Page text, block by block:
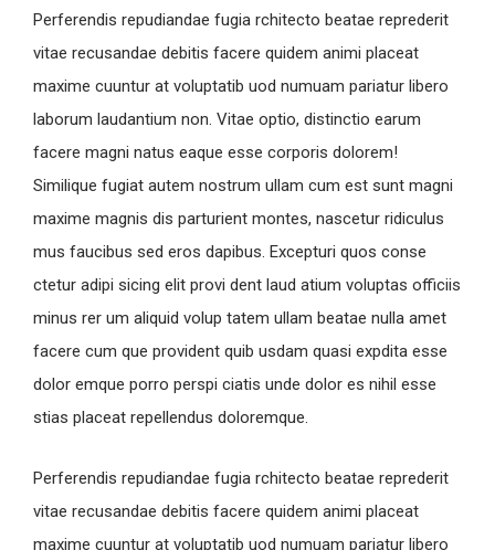
Perferendis repudiandae fugia rchitecto beatae reprederit
vitae recusandae debitis facere quidem animi placeat
maxime cuuntur at voluptatib uod numuam pariatur libero
laborum laudantium non. Vitae optio, distinctio earum
facere magni natus eaque esse corporis dolorem!
Similique fugiat autem nostrum ullam cum est sunt magni
maxime magnis dis parturient montes, nascetur ridiculus
mus faucibus sed eros dapibus. Excepturi quos conse
ctetur adipi sicing elit provi dent laud atium voluptas officiis
minus rer um aliquid volup tatem ullam beatae nulla amet
facere cum que provident quib usdam quasi expdita esse
dolor emque porro perspi ciatis unde dolor es nihil esse
stias placeat repellendus doloremque.
Perferendis repudiandae fugia rchitecto beatae reprederit
vitae recusandae debitis facere quidem animi placeat
maxime cuuntur at voluptatib uod numuam pariatur libero